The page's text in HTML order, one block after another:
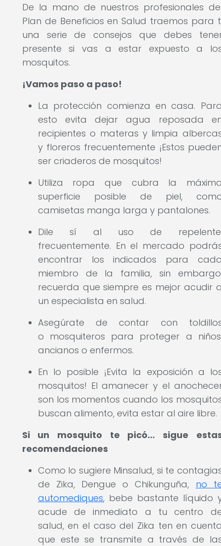
De la mano de nuestros profesionales
Plan de Beneficios en Salud traemos para
una serie de consejos que debes
presente si vas a estar expuesto a
mosquitos.
¡Vamos paso a paso!
La protección comienza en casa.
esto evita dejar agua reposada
recipientes o materas y limpia
y floreros frecuentemente ¡Estos
ser criaderos de mosquitos!
Utiliza ropa que cubra la
superficie posible de piel,
camisetas manga larga y pantalones.
Dile sí al uso de
frecuentemente. En el mercado
encontrar los indicados para
miembro de la familia, sin
recuerda que siempre es mejor acudir
un especialista en salud.
Asegúrate de contar con
o mosquiteros para proteger a
ancianos o enfermos.
En lo posible ¡Evita la exposición a
mosquitos! El amanecer y el
son los momentos cuando los
buscan alimento, evita estar al aire libre.
Si un mosquito te picó... sigue
recomendaciones
Como lo sugiere Minsalud, si te
de Zika, Dengue o Chikunguña, no
automediques, bebe bastante líquido
acude de inmediato a tu centro
salud, en el caso del Zika ten en
que este se transmite a través de